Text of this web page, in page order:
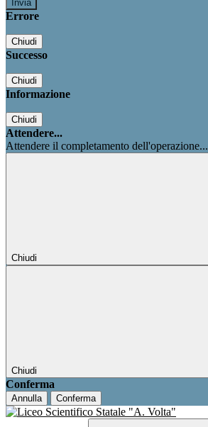
Errore
Chiudi
Successo
Chiudi
Informazione
Chiudi
Attendere...
Attendere il completamento dell'operazione...
Chiudi
Chiudi
Conferma
Annulla Conferma